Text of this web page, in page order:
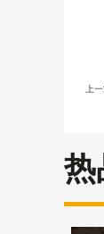
上
热